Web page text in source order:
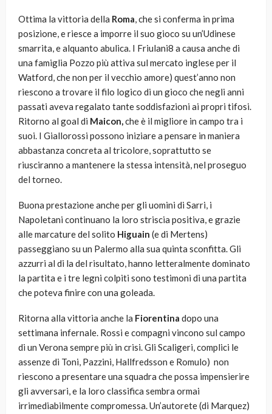
Ottima la vittoria della Roma, che si conferma in prima
posizione, e riesce a imporre il suo gioco su un’Udinese
smarrita, e alquanto abulica. I Friulani8 a causa anche di
una famiglia Pozzo più attiva sul mercato inglese per il
Watford, che non per il vecchio amore) quest’anno non
riescono a trovare il filo logico di un gioco che negli anni
passati aveva regalato tante soddisfazioni ai propri tifosi.
Ritorno al goal di Maicon,che è il migliore in campo tra i
suoi. I Giallorossi possono iniziare a pensare in maniera
abbastanza concreta al tricolore, soprattutto se
riusciranno a mantenere la stessa intensità, nel proseguo
del torneo.
Buona prestazione anche per gli uomini di Sarri, i
Napoletani continuano la loro striscia positiva, e grazie
alle marcature del solito Higuain (e di Mertens)
passeggiano su un Palermo alla sua quinta sconfitta. Gli
azzurri al di la del risultato, hanno letteralmente dominato
la partita e i tre legni colpiti sono testimoni di una partita
che poteva finire con una goleada.
Ritorna alla vittoria anche la Fiorentina dopo una
settimana infernale. Rossi e compagni vincono sul campo
di un Verona sempre più in crisi. Gli Scaligeri, complici le
assenze di Toni, Pazzini, Hallfredsson e Romulo) non
riescono a presentare una squadra che possa impensierire
gli avversari, e la loro classifica sembra ormai
irrimediabilmente compromessa. Un’autorete (di Marquez)